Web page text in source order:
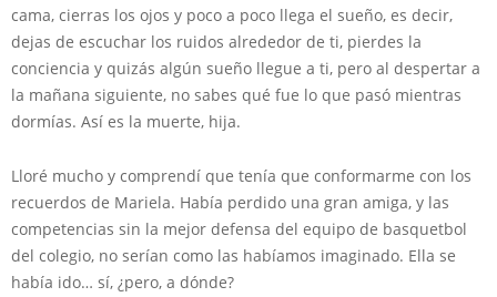
cama, cierras los ojos y poco a poco llega el sueño, es decir,
dejas de escuchar los ruidos alrededor de ti, pierdes la
conciencia y quizás algún sueño llegue a ti, pero al despertar a
la mañana siguiente, no sabes qué fue lo que pasó mientras
dormías. Así es la muerte, hija.
Lloré mucho y comprendí que tenía que conformarme con los
recuerdos de Mariela. Había perdido una gran amiga, y las
competencias sin la mejor defensa del equipo de basquetbol
del colegio, no serían como las habíamos imaginado. Ella se
había ido… sí, ¿pero, a dónde?